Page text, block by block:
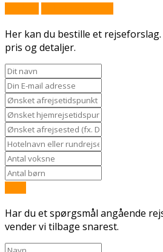
Her kan du bestille et
pris og detaljer.
Har du et spørgsmål angående
vender vi tilbage snarest.